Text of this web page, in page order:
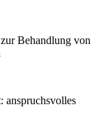
Behandlung von
anspruchsvolles